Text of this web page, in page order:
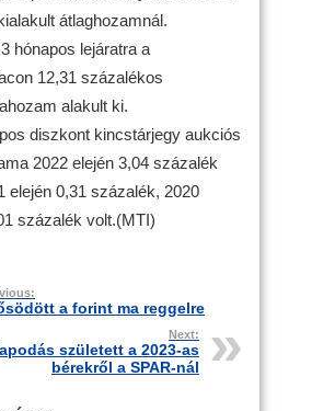
átlaghozamnál.
hónapos lejáratra a
12,31 százalékos
alakult ki.
diszkont kincstárjegy aukciós
2022 elején 3,04 százalék
elején 0,31 százalék, 2020
százalék volt.(MTI)
a forint ma reggelre
Next:
született a 2023-as
bérekről a SPAR-nál